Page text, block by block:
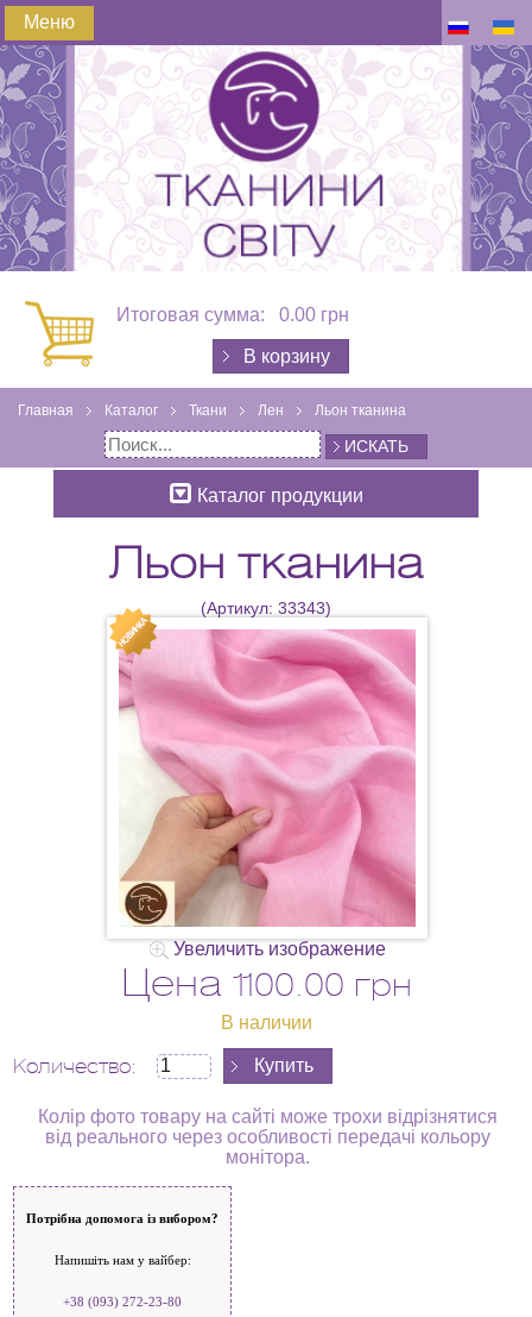
Меню
Итоговая сумма: 0.00 грн
В корзину
Главная Каталог Ткани Лен Льон тканина
ИСКАТЬ
Каталог продукции
Льон тканина
(Артикул: 33343)
Увеличить изображение
Цена 1100.00 грн
В наличии
Количество:
Колір фото товару на сайті може трохи відрізнятися
від реального через особливості передачі кольору
монітора.
Потрібна допомога із вибором?
Напишіть нам у вайбер:
+38 (093) 272-23-80